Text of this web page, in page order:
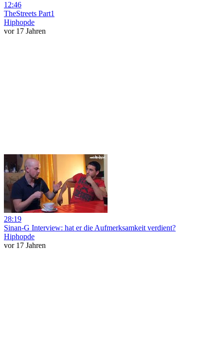
12:46
TheStreets Part1
Hiphopde
vor 17 Jahren
28:19
Sinan-G Interview: hat er die Aufmerksamkeit verdient?
Hiphopde
vor 17 Jahren